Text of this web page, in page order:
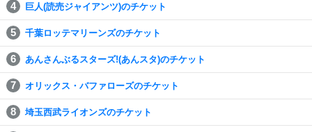
巨人(読売ジャイアンツ)のチケット
千葉ロッテマリーンズのチケット
あんさんぶるスターズ!(あんスタ)のチケット
オリックス・バファローズのチケット
埼玉西武ライオンズのチケット